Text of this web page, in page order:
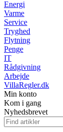
Energi
Varme
Service
Tryghed
Flytning
Penge
IT
Rådgivning
Arbejde
VillaRegler.dk
Min konto
Kom i gang
Nyhedsbrevet